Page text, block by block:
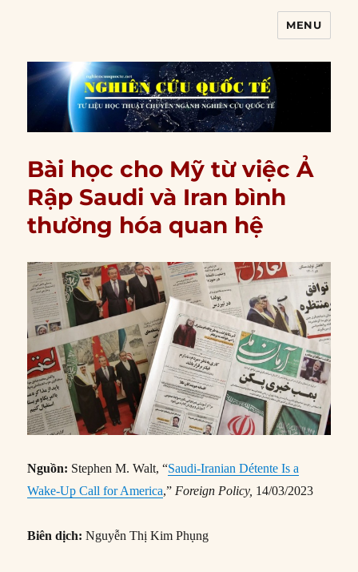
MENU
Bài học cho Mỹ từ việc Ả
Rập Saudi và Iran bình
thường hóa quan hệ
Nguồn: Stephen M. Walt, “Saudi-Iranian Détente Is a
Wake-Up Call for America,” Foreign Policy, 14/03/2023
Biên dịch: Nguyễn Thị Kim Phụng